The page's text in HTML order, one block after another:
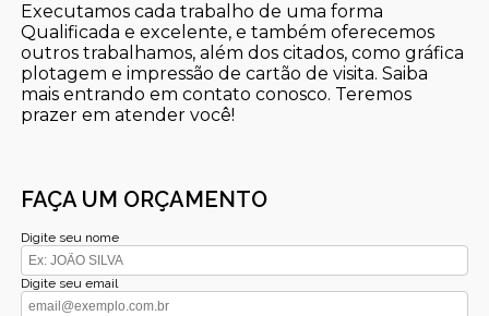
Executamos cada trabalho de uma forma
Qualificada e excelente, e também oferecemos
outros trabalhamos, além dos citados, como gráfica
plotagem e impressão de cartão de visita. Saiba
mais entrando em contato conosco. Teremos
prazer em atender você!
FAÇA UM ORÇAMENTO
Digite seu nome
Digite seu email